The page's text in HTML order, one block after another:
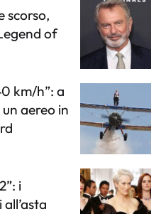
scorso,
of
km/h”: a
aereo in
i